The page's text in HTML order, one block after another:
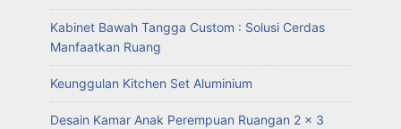
Kabinet Bawah Tangga Custom : Solusi Cerdas
Manfaatkan Ruang
Keunggulan Kitchen Set Aluminium
Desain Kamar Anak Perempuan Ruangan 2 x 3